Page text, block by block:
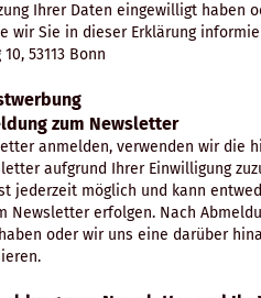
Ihrer Daten eingewilligt haben
wir Sie in dieser Erklärung
53113 Bonn
zum Newsletter
anmelden, verwenden wir
aufgrund Ihrer Einwilligung
jederzeit möglich und kann
Newsletter erfolgen. Nach
oder wir uns eine darüber